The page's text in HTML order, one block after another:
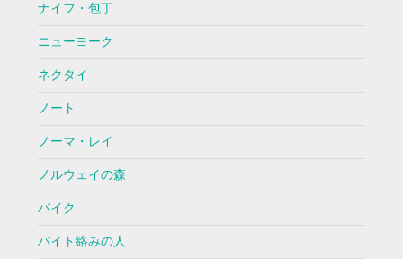
ナイフ・包丁
ニューヨーク
ネクタイ
ノート
ノーマ・レイ
ノルウェイの森
バイク
バイト絡みの人